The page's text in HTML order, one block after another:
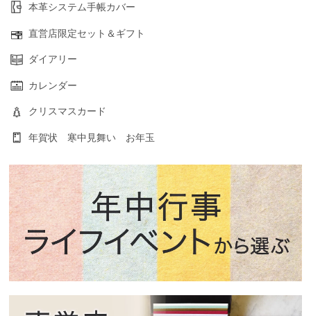
本革システム手帳カバー
直営店限定セット＆ギフト
ダイアリー
カレンダー
クリスマスカード
年賀状 寒中見舞い お年玉